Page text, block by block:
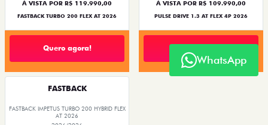
À VISTA POR R$ 119.990,00
FASTBACK TURBO 200 FLEX AT 2026
Quero agora!
À VISTA POR R$ 109.990,00
PULSE DRIVE 1.3 AT FLEX 4P 2026
FASTBACK
FASTBACK IMPETUS TURBO 200 HYBRID FLEX
AT 2026
WhatsApp